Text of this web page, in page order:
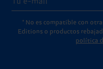
* No es compatible con
Editions o productos
política